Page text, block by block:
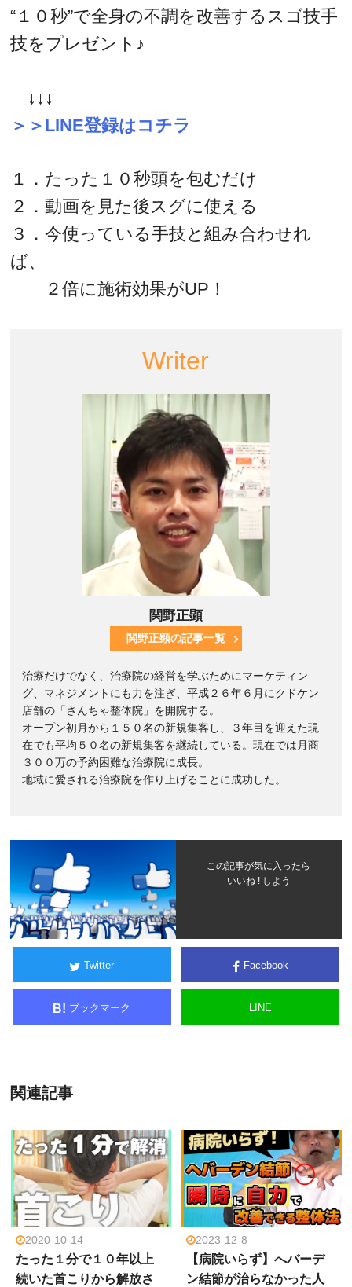
“１０秒”で全身の不調を改善するスゴ技手
技をプレゼント♪
↓↓↓
＞＞LINE登録はコチラ
１．たった１０秒頭を包むだけ
２．動画を見た後スグに使える
３．今使っている手技と組み合わせれ
ば、
２倍に施術効果がUP！
Writer
関野正顕
関野正顕の記事一覧
治療だけでなく、治療院の経営を学ぶためにマーケティン
グ、マネジメントにも力を注ぎ、平成２６年６月にクドケン
店舗の「さんちゃ整体院」を開院する。
オープン初月から１５０名の新規集客し、３年目を迎えた現
在でも平均５０名の新規集客を継続している。現在では月商
３００万の予約困難な治療院に成長。
地域に愛される治療院を作り上げることに成功した。
この記事が気に入ったら
いいね ! しよう
Twitter Facebook
B! ブックマーク LINE
関連記事
2020-10-14
たった１分で１０年以上
続いた首こりから解放さ
2023-12-8
【病院いらず】へバーデ
ン結節が治らなかった人